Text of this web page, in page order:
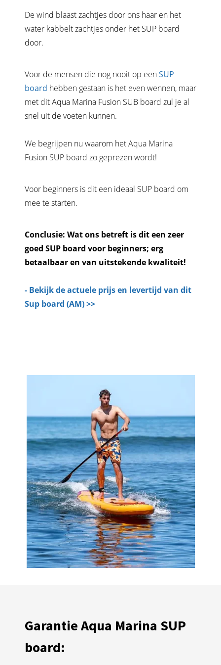
De wind blaast zachtjes door ons haar en het
water kabbelt zachtjes onder het SUP board
door.
Voor de mensen die nog nooit op eenSUP
board hebben gestaan is het even wennen, maar
met dit Aqua Marina Fusion SUB board zul je al
snel uit de voeten kunnen.
We begrijpen nu waarom het Aqua Marina
Fusion SUP board zo geprezen wordt!
Voor beginners is dit een ideaal SUP board om
mee te starten.
Conclusie: Wat ons betreft is dit een zeer
goed SUP board voor beginners; erg
betaalbaar en van uitstekende kwaliteit!
- Bekijk de actuele prijs en levertijd van dit
Sup board (AM) >>
Garantie Aqua Marina SUP
board: